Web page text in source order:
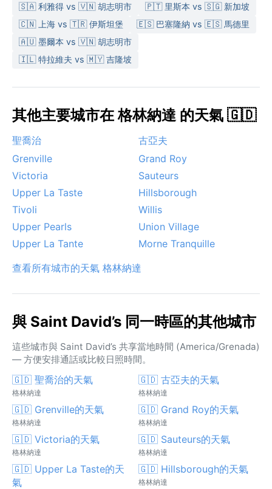
🇸🇦 利雅得 vs 🇻🇳 胡志明市
🇵🇹 里斯本 vs 🇸🇬 新加坡
🇨🇳 上海 vs 🇹🇷 伊斯坦堡
🇪🇸 巴塞隆納 vs 🇪🇸 馬德里
🇦🇺 墨爾本 vs 🇻🇳 胡志明市
🇮🇱 特拉維夫 vs 🇲🇾 吉隆坡
其他主要城市在 格林納達 的天氣 🇬🇩
聖喬治
古亞夫
Grenville
Grand Roy
Victoria
Sauteurs
Upper La Taste
Hillsborough
Tivoli
Willis
Upper Pearls
Union Village
Upper La Tante
Morne Tranquille
查看所有城市的天氣 格林納達
與 Saint David’s 同一時區的其他城市
這些城市與 Saint David’s 共享當地時間 (America/Grenada)
— 方便安排通話或比較日照時間。
🇬🇩 聖喬治的天氣
格林納達
🇬🇩 古亞夫的天氣
格林納達
🇬🇩 Grenville的天氣
格林納達
🇬🇩 Grand Roy的天氣
格林納達
🇬🇩 Victoria的天氣
格林納達
🇬🇩 Sauteurs的天氣
格林納達
🇬🇩 Upper La Taste的天
氣
🇬🇩 Hillsborough的天氣
格林納達